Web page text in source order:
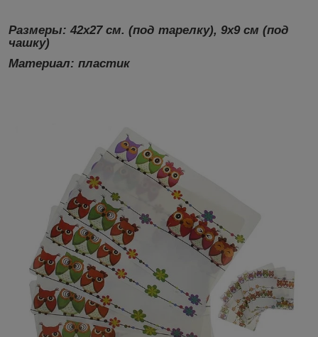
Размеры: 42х27 см. (под тарелку), 9х9 см (под
чашку)
Материал: пластик